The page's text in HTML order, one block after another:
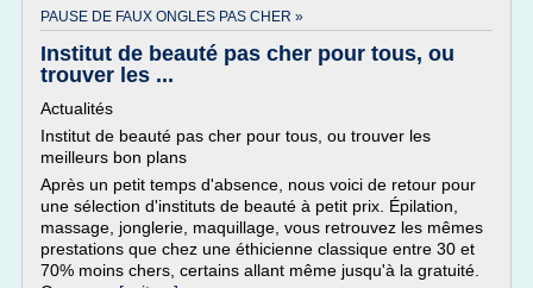
PAUSE DE FAUX ONGLES PAS CHER »
Institut de beauté pas cher pour tous, ou
trouver les ...
Actualités
Institut de beauté pas cher pour tous, ou trouver les
meilleurs bon plans
Après un petit temps d'absence, nous voici de retour pour
une sélection d'instituts de beauté à petit prix. Épilation,
massage, jonglerie, maquillage, vous retrouvez les mêmes
prestations que chez une éthicienne classique entre 30 et
70% moins chers, certains allant même jusqu'à la gratuité.